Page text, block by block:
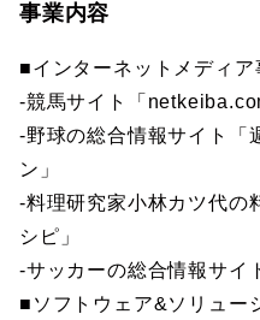
事業内容
■インターネットメディア
-競馬サイト「
-野球の総合情報サイト「
ン」
-料理研究家小林カツ代の
シピ」
-サッカーの総合情報サイ
■ソフトウェア&ソリュー